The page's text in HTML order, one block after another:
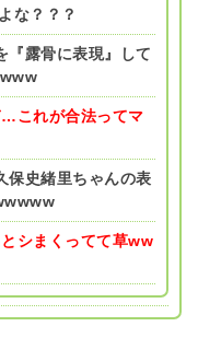
な？？？
『露骨に表現』して
…これが合法ってマ
保史緒里ちゃんの表
シまくってて草ww